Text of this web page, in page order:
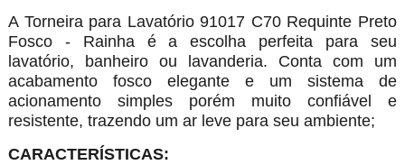
A Torneira para Lavatório 91017 C70 Requinte Preto
Fosco - Rainha é a escolha perfeita para seu
lavatório, banheiro ou lavanderia. Conta com um
acabamento fosco elegante e um sistema de
acionamento simples porém muito confiável e
resistente, trazendo um ar leve para seu ambiente;
CARACTERÍSTICAS: